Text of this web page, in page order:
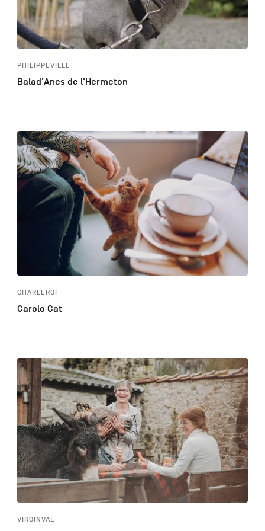
PHILIPPEVILLE
Balad'Anes de l'Hermeton
CHARLEROI
Carolo Cat
VIROINVAL